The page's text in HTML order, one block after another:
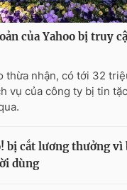
Bất động
Vươn mình
VTV8
của Yahoo bị truy
thừa nhận, có tới 32
vụ của công ty bị tin
bị cắt lương thưởng vì
dùng